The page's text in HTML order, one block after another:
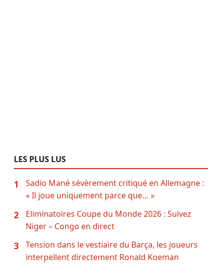
LES PLUS LUS
1
Sadio Mané sévèrement critiqué en Allemagne :
« Il joue uniquement parce que… »
2
Eliminatoires Coupe du Monde 2026 : Suivez
Niger – Congo en direct
3
Tension dans le vestiaire du Barça, les joueurs
interpellent directement Ronald Koeman